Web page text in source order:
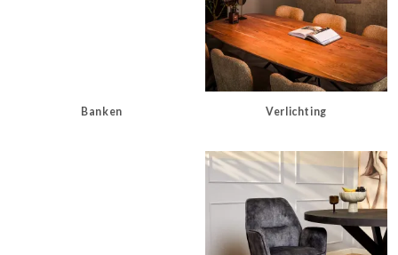
Banken Verlichting